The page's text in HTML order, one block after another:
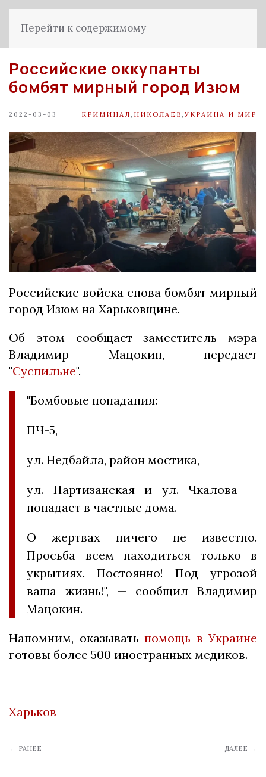
Перейти к содержимому
Российские оккупанты
бомбят мирный город Изюм
2022-03-03 КРИМИНАЛ НИКОЛАЕВ УКРАИНА И МИР
Российские войска снова бомбят мирный
город Изюм на Харьковщине.
Об этом сообщает заместитель мэра
Владимир Мацокин, передает
"Суспильне".
"Бомбовые попадания:
ПЧ-5,
ул. Недбайла, район мостика,
ул. Партизанская и ул. Чкалова —
попадает в частные дома.
О жертвах ничего не известно.
Просьба всем находиться только в
укрытиях. Постоянно! Под угрозой
ваша жизнь!", — сообщил Владимир
Мацокин.
Напомним, оказывать помощь в Украине
готовы более 500 иностранных медиков.
Харьков
← РАНЕЕ ДАЛЕЕ →